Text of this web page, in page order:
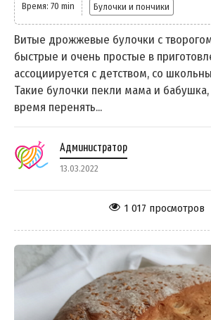
Время: 70 min Булочки и пончики
Витые дрожжевые булочки с
быстрые и очень простые в
ассоциируется с детством, со
Такие булочки пекли мама и бабушка,
время перенять...
Администратор
13.03.2022
1 017 просмотров